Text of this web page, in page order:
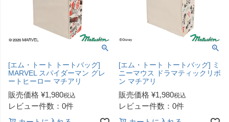
[エム・トート トートバッグ]
MARVEL スパイダーマン グレ
ートヒーロー マチアリ
販売価格 ¥1,980税込
レビュー件数：0件
[エム・トート トートバッグ] ミ
ニーマウス ドラマティックリボ
ン マチアリ
販売価格 ¥1,980税込
レビュー件数：0件